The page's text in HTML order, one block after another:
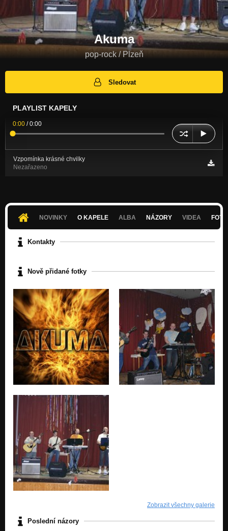
Akuma
pop-rock / Plzeň
Sledovat
PLAYLIST KAPELY
0:00 /0:00
Vzpomínka krásné chvilky
Nezařazeno
NOVINKY O KAPELE ALBA NÁZORY VIDEA
Kontakty
Nově přidané fotky
Zobrazit všechny galerie
Poslední názory